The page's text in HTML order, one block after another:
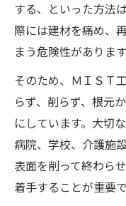
する、といった方法
際には建材を痛め、
まう危険性があります
そのため、ＭＩＳＴ
らず、削らず、根元
にしています。大切
病院、学校、介護施
表面を削って終わら
着手することが重要で